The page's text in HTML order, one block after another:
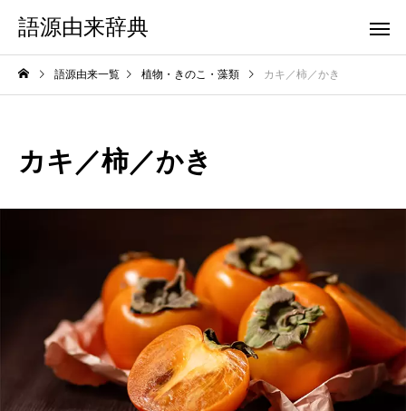
語源由来辞典
語源由来一覧 植物・きのこ・藻類 カキ／柿／かき
カキ／柿／かき